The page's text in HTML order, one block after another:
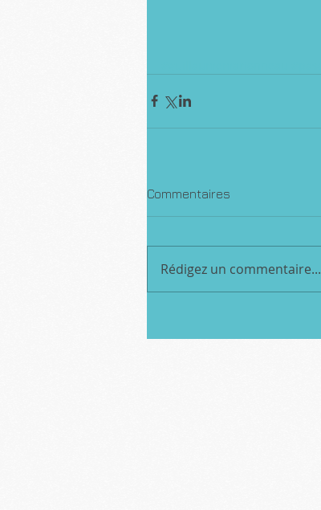
Commentaires
Rédigez un commentaire...